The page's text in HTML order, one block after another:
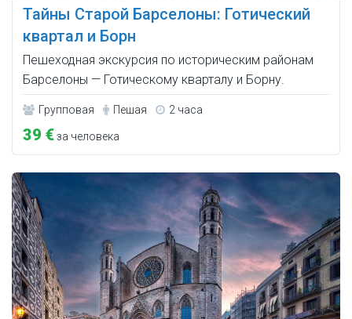
Тайны Старой Барселоны: Готический
квартал и Борн
Пешеходная экскурсия по историческим районам
Барселоны — Готическому кварталу и Борну.
Групповая Пешая 2 часа
39 €за человека